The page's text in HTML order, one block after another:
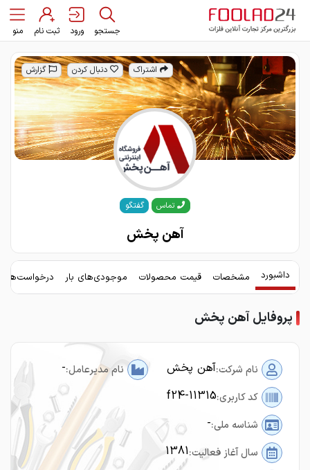
جستجو ورود ثبت نام منو
اشتراک دنبال کردن گزارش
تماس گفتگو
آهن پخش
داشبورد مشخصات قیمت محصولات موجودی‌های بار
پروفایل آهن پخش
نام شرکت:آهن پخش نام مدیرعامل:-
کد کاربری:f24-11315
شناسه ملی:-
سال آغاز فعالیت:1381